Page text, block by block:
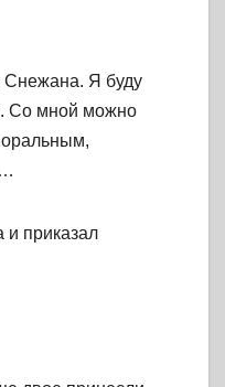
Снежана. Я буду
Со мной можно
оральным,
приказал